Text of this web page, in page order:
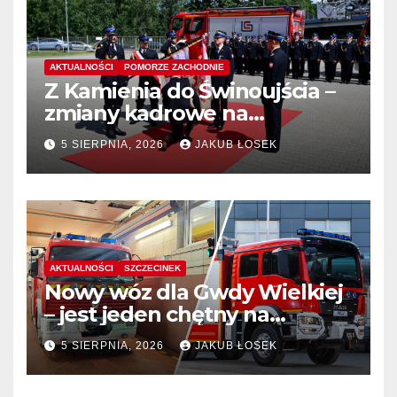
AKTUALNOŚCI POMORZE ZACHODNIE
Z Kamienia do Świnoujścia –
zmiany kadrowe na
stanowiskach komendantów
5 SIERPNIA, 2026 JAKUB ŁOSEK
AKTUALNOŚCI SZCZECINEK
Nowy wóz dla Gwdy Wielkiej
– jest jeden chętny na
dostawę
5 SIERPNIA, 2026 JAKUB ŁOSEK